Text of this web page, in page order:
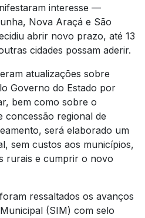
interesse —
Nova Araçá e São
abrir novo prazo, até 13
cidades possam aderir.
atualizações sobre
Governo do Estado por
bem como sobre o
concessão regional de
será elaborado um
sem custos aos municípios,
rurais e cumprir o novo
ressaltados os avanços
(SIM) com selo